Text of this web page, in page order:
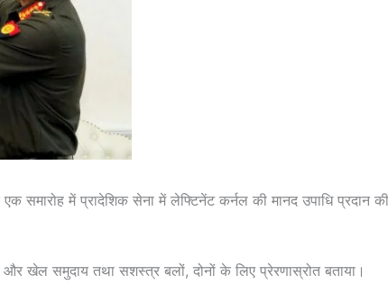
में प्रादेशिक सेना में लेफ्टिनेंट कर्नल की मानद उपाधि प्रदान की
खेल समुदाय तथा सशस्त्र बलों, दोनों के लिए प्रेरणास्रोत बताया।